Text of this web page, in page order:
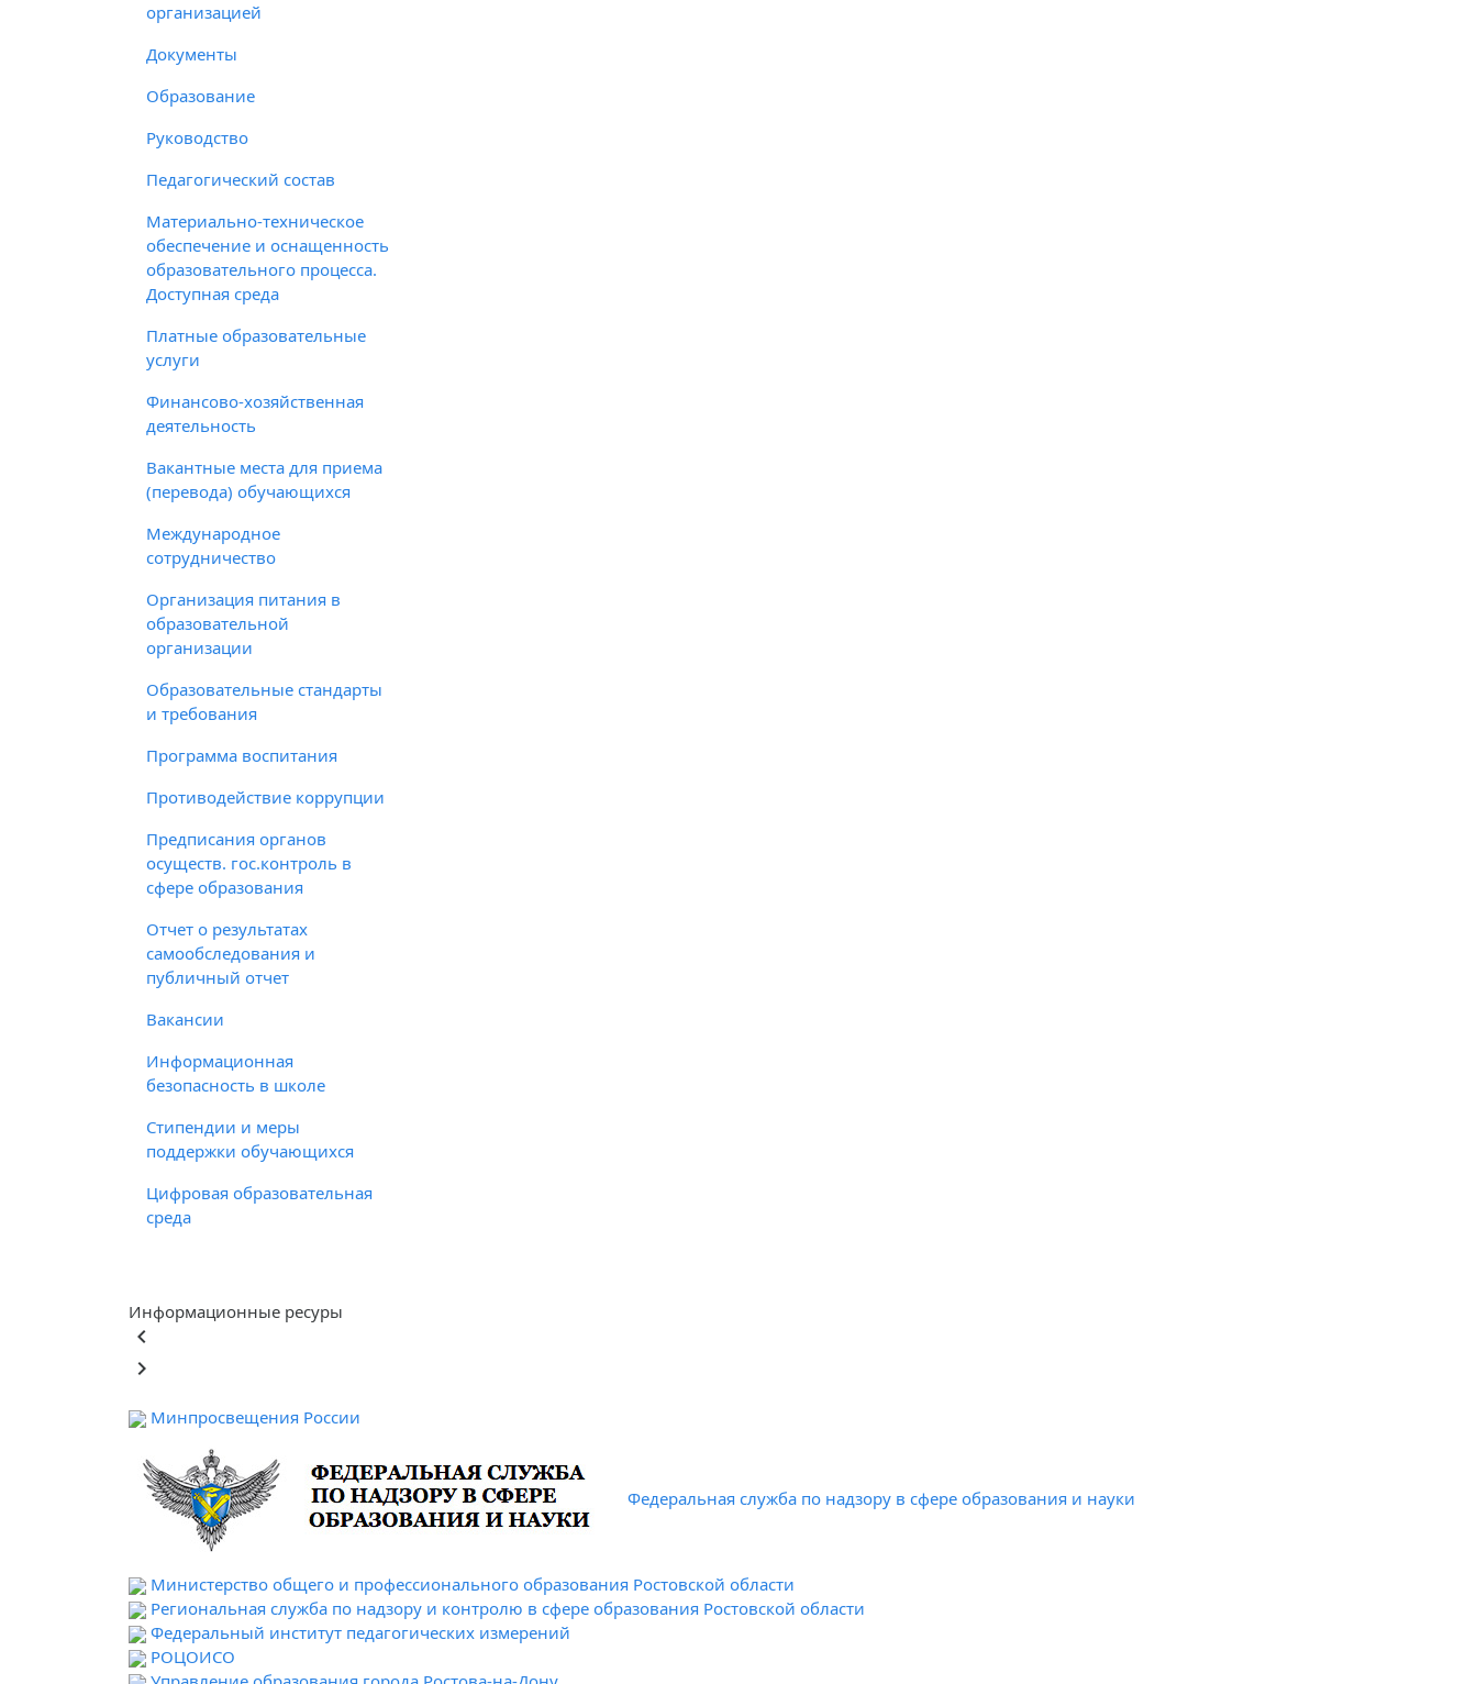
организацией
Документы
Образование
Руководство
Педагогический состав
Материально-техническое
обеспечение и оснащенность
образовательного процесса.
Доступная среда
Платные образовательные
услуги
Финансово-хозяйственная
деятельность
Вакантные места для приема
(перевода) обучающихся
Международное
сотрудничество
Организация питания в
образовательной
организации
Образовательные стандарты
и требования
Программа воспитания
Противодействие коррупции
Предписания органов
осуществ. гос.контроль в
сфере образования
Отчет о результатах
самообследования и
публичный отчет
Вакансии
Информационная
безопасность в школе
Стипендии и меры
поддержки обучающихся
Цифровая образовательная
среда
Информационные ресуры
keyboard_arrow_left
keyboard_arrow_right
Минпросвещения России
Федеральная служба по надзору в сфере образования и науки
Министерство общего и профессионального образования Ростовской области
Региональная служба по надзору и контролю в сфере образования Ростовской области
Федеральный институт педагогических измерений
РОЦОИСО